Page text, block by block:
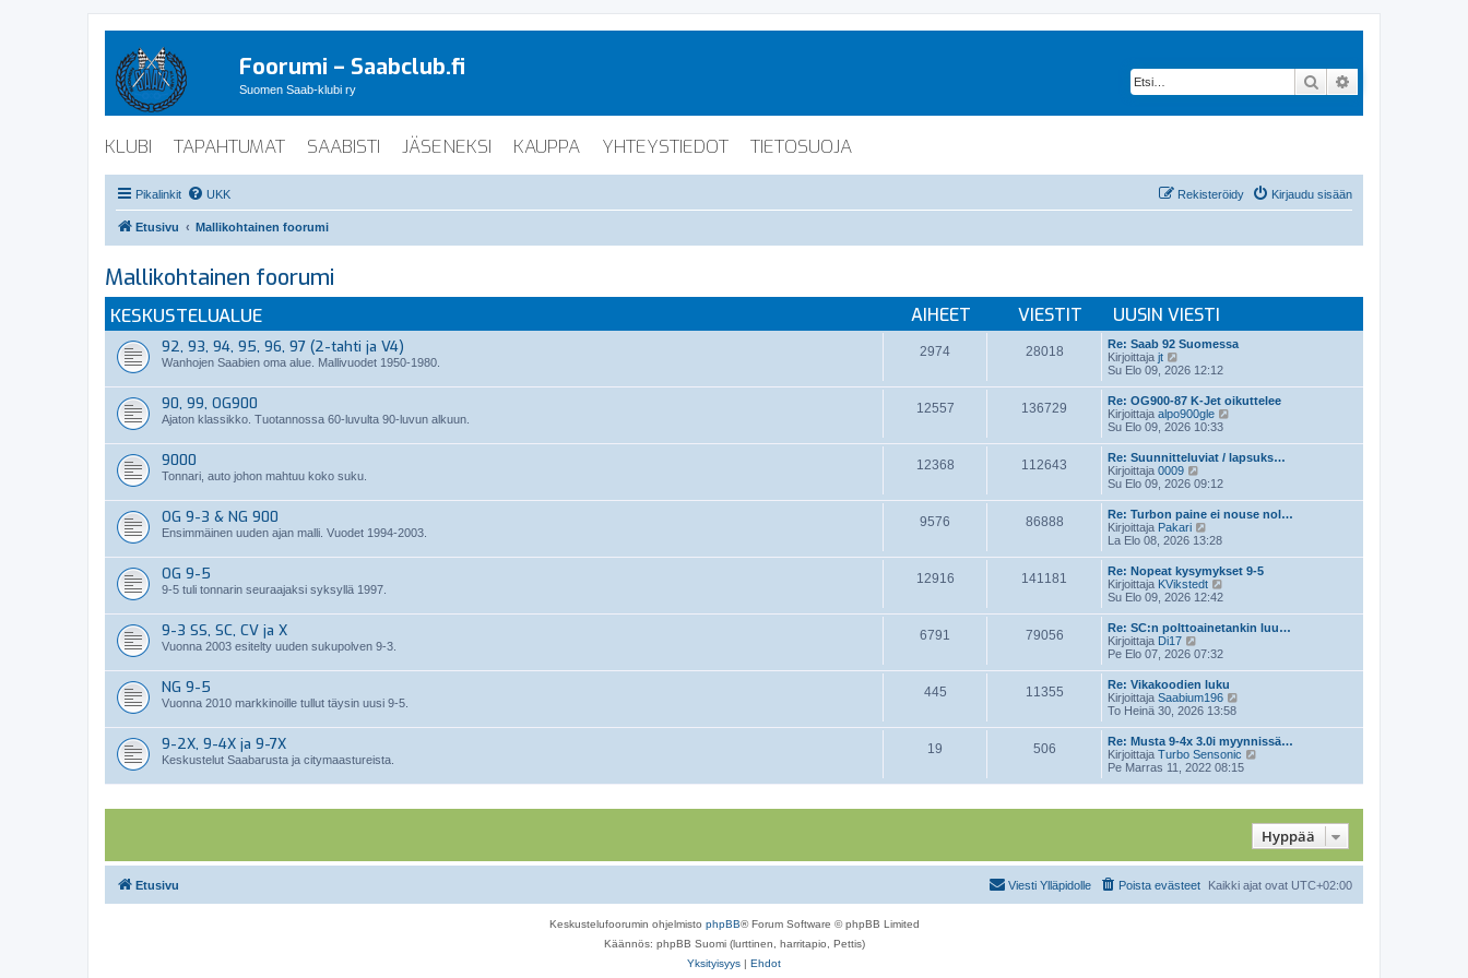
Foorumi – Saabclub.fi
Suomen Saab-klubi ry Etsi
KLUBI TAPAHTUMAT SAABISTI JÄSENEKSI KAUPPA YHTEYSTIEDOT TIETOSUOJA
Pikalinkit UKK Kirjaudu sisään
Rekisteröidy
Etusivu Mallikohtainen foorumi
Mallikohtainen foorumi
KESKUSTELUALUE AIHEET VIESTIT UUSIN VIESTI
92, 93, 94, 95, 96, 97 (2-tahti ja V4)
Wanhojen Saabien oma alue. Mallivuodet 1950-1980.
2974 28018
Re: Saab 92 Suomessa
Kirjoittaja jt
ä
t
ä
u
u
s
i
n
v
i
e
s
t
Su Elo 09, 2026 12:12
90, 99, OG900
Ajaton klassikko. Tuotannossa 60-luvulta 90-luvun alkuun.
12557 136729
Re: OG900-87 K-Jet oikuttelee
Kirjoittaja alpo900gle
t
ä
s
i
i
e
Su Elo 09, 2026 10:33
9000
Tonnari, auto johon mahtuu koko suku.
12368 112643
Re: Suunnitteluviat / lapsuks…
Kirjoittaja 0009
ä
ä
u
u
s
i
n
v
i
e
t
Su Elo 09, 2026 09:12
OG 9-3 & NG 900
Ensimmäinen uuden ajan malli. Vuodet 1994-2003.
9576 86888
Re: Turbon paine ei nouse nol…
Kirjoittaja Pakari
ä
ä
u
u
s
i
v
i
e
s
t
La Elo 08, 2026 13:28
OG 9-5
9-5 tuli tonnarin seuraajaksi syksyllä 1997.
12916 141181
Re: Nopeat kysymykset 9-5
Kirjoittaja KVikstedt
t
ä
s
i
n
v
i
e
s
t
Su Elo 09, 2026 12:42
9-3 SS, SC, CV ja X
Vuonna 2003 esitelty uuden sukupolven 9-3.
6791 79056
Re: SC:n polttoainetankin luu…
Kirjoittaja Di17
ä
ä
u
u
s
i
n
v
i
s
Pe Elo 07, 2026 07:32
NG 9-5
Vuonna 2010 markkinoille tullut täysin uusi 9-5.
445 11355
Re: Vikakoodien luku
Kirjoittaja Saabium196
ä
u
u
s
s
t
i
To Heinä 30, 2026 13:58
9-2X, 9-4X ja 9-7X
Keskustelut Saabarusta ja citymaastureista.
19 506
Re: Musta 9-4x 3.0i myynnissä…
Kirjoittaja Turbo Sensonic
u
s
v
Pe Marras 11, 2022 08:15
Hyppää
Etusivu Kaikki ajat ovat UTC+02:00
Poista evästeet
Viesti Ylläpidolle
Keskustelufoorumin ohjelmisto phpBB® Forum Software © phpBB Limited
Käännös: phpBB Suomi (lurttinen, harritapio, Pettis)
Yksityisyys | Ehdot